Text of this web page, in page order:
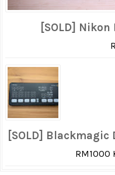
[SOLD]
[SOLD]
RM1000